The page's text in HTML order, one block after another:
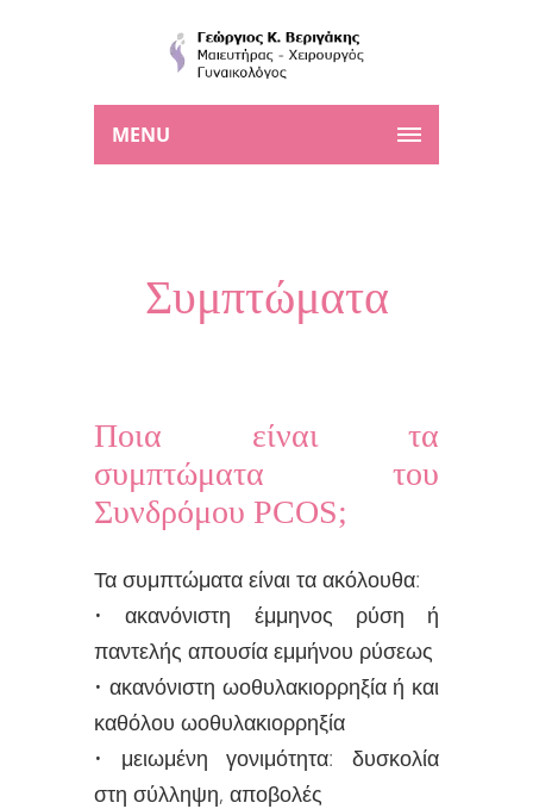
MENU
Συμπτώματα
Ποια είναι τα
συμπτώματα του
Συνδρόμου PCOS;
Τα συμπτώματα είναι τα ακόλουθα:
• ακανόνιστη έμμηνος ρύση ή
παντελής απουσία εμμήνου ρύσεως
• ακανόνιστη ωοθυλακιορρηξία ή και
καθόλου ωοθυλακιορρηξία
• μειωμένη γονιμότητα: δυσκολία
στη σύλληψη, αποβολές